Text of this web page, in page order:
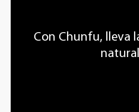
Con Chunfu, lleva